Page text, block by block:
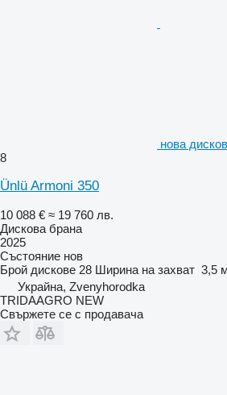
нова
8
Ünlü Armoni 350
10 088 € ≈ 19 760 лв.
Дискова брана
2025
Състояние нов
Брой дискове 28 Ширина на захват 3,5
Украйна, Zvenyhorodka
TRIDAAGRO NEW
Свържете се с продавача